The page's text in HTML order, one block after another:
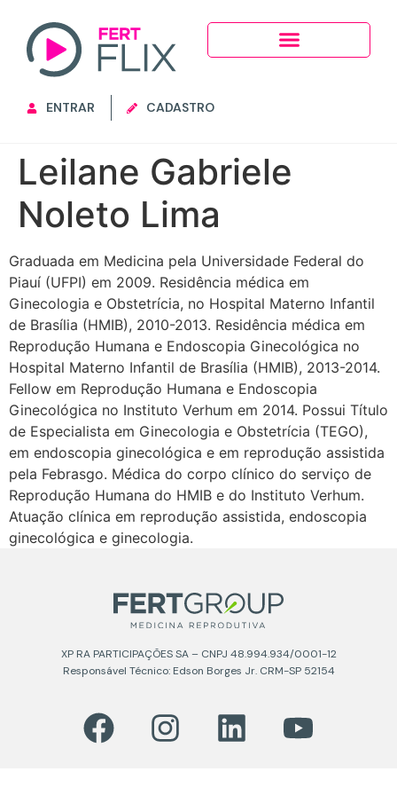
ENTRAR CADASTRO
Leilane Gabriele
Noleto Lima
Graduada em Medicina pela Universidade Federal do
Piauí (UFPI) em 2009. Residência médica em
Ginecologia e Obstetrícia, no Hospital Materno Infantil
de Brasília (HMIB), 2010-2013. Residência médica em
Reprodução Humana e Endoscopia Ginecológica no
Hospital Materno Infantil de Brasília (HMIB), 2013-2014.
Fellow em Reprodução Humana e Endoscopia
Ginecológica no Instituto Verhum em 2014. Possui Título
de Especialista em Ginecologia e Obstetrícia (TEGO),
em endoscopia ginecológica e em reprodução assistida
pela Febrasgo. Médica do corpo clínico do serviço de
Reprodução Humana do HMIB e do Instituto Verhum.
Atuação clínica em reprodução assistida, endoscopia
ginecológica e ginecologia.
XP RA PARTICIPAÇÕES SA – CNPJ 48.994.934/0001-12
Responsável Técnico: Edson Borges Jr. CRM-SP 52154